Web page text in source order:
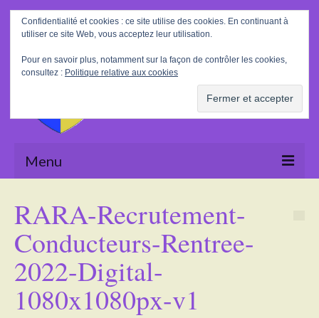
Rechercher
:
Menu
La Mairie
RARA-Recrutement-
Conducteurs-Rentree-
2022-Digital-
1080x1080px-v1
Confidentialité et cookies : ce site utilise des cookies. En continuant à
utiliser ce site Web, vous acceptez leur utilisation.
Pour en savoir plus, notamment sur la façon de contrôler les cookies,
consultez : Politique relative aux cookies